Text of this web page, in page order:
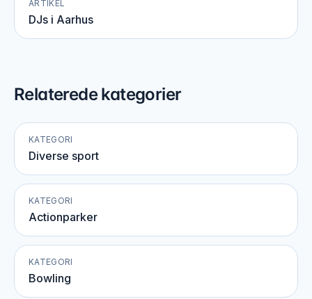
ARTIKEL
DJs i Aarhus
Relaterede kategorier
KATEGORI
Diverse sport
KATEGORI
Actionparker
KATEGORI
Bowling